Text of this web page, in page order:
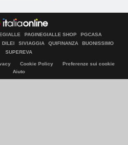
PAGINEGIALLE SHOP
PGCASA
DILEI SIVIAGGIA QUIFINANZA
BUONISSIMO
SUPEREVA
Cookie Policy
Preferenze sui cookie
Aiuto